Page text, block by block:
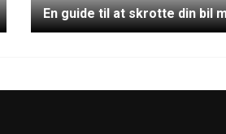
En guide til at skrotte din bil